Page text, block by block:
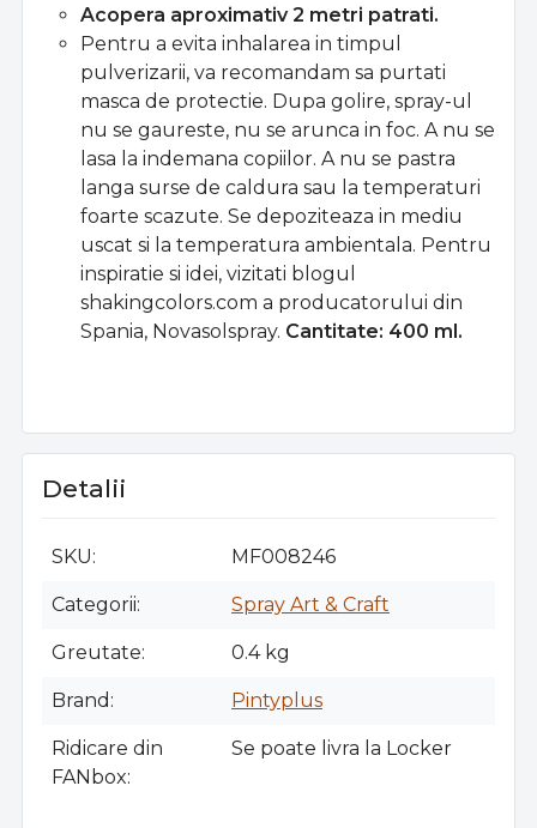
Acopera aproximativ 2 metri patrati.
Pentru a evita inhalarea in timpul
pulverizarii, va recomandam sa purtati
masca de protectie. Dupa golire, spray-ul
nu se gaureste, nu se arunca in foc. A nu se
lasa la indemana copiilor. A nu se pastra
langa surse de caldura sau la temperaturi
foarte scazute. Se depoziteaza in mediu
uscat si la temperatura ambientala. Pentru
inspiratie si idei, vizitati blogul
shakingcolors.com a producatorului din
Spania, Novasolspray. Cantitate: 400 ml.
Detalii
SKU MF008246
Categorii Spray Art & Craft
Greutate 0.4 kg
Brand Pintyplus
Ridicare din
FANbox
Se poate livra la Locker